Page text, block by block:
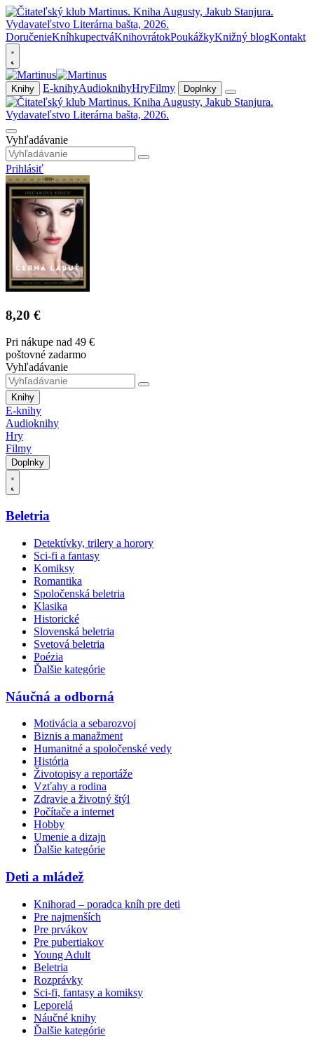
DoručenieKníhkupectváKnihovrátokPoukážkyKnižný blogKontakt
Knihy E-knihyAudioknihyHryFilmy Doplnky
Vyhľadávanie
Prihlásiť
8,20 €
Pri nákupe nad 49 €
poštovné zadarmo
Vyhľadávanie
Knihy
E-knihy
Audioknihy
Hry
Filmy
Doplnky
Beletria
Detektívky, trilery a horory
Sci-fi a fantasy
Komiksy
Romantika
Spoločenská beletria
Klasika
Historické
Slovenská beletria
Svetová beletria
Poézia
Ďalšie kategórie
Náučná a odborná
Motivácia a sebarozvoj
Biznis a manažment
Humanitné a spoločenské vedy
História
Životopisy a reportáže
Vzťahy a rodina
Zdravie a životný štýl
Počítače a internet
Hobby
Umenie a dizajn
Ďalšie kategórie
Deti a mládež
Knihorad – poradca kníh pre deti
Pre najmenších
Pre prvákov
Pre pubertiakov
Young Adult
Beletria
Rozprávky
Sci-fi, fantasy a komiksy
Leporelá
Náučné knihy
Ďalšie kategórie